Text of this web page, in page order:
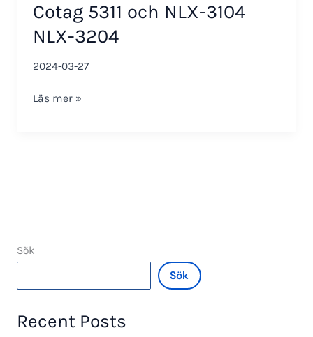
Cotag 5311 och NLX-3104
NLX-3204
2024-03-27
Installationsanvisning
Läs mer »
Sök
Sök
Recent Posts